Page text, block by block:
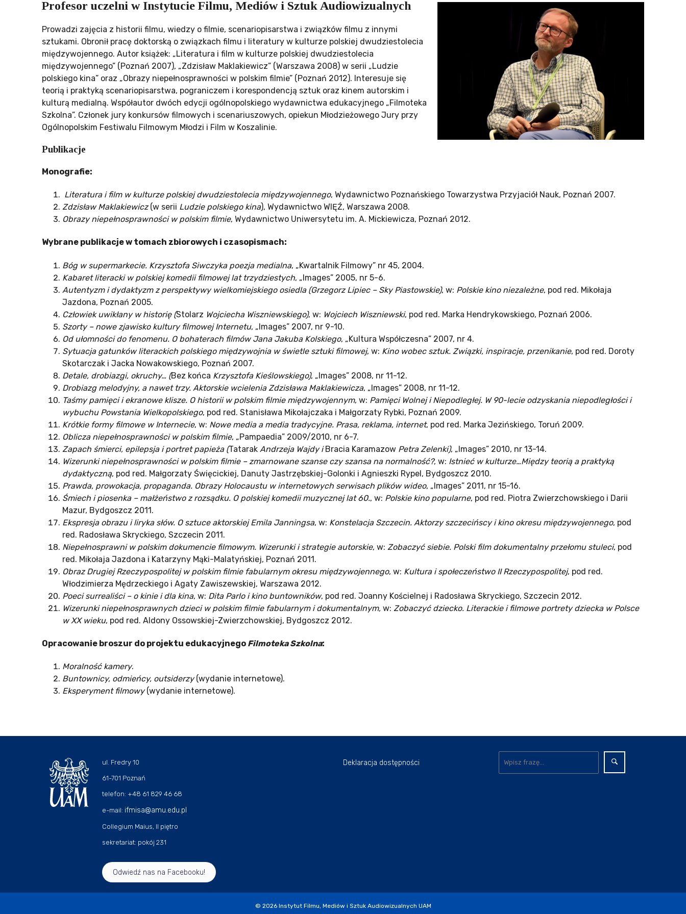
Profesor uczelni w Instytucie Filmu, Mediów i Sztuk Audiowizualnych
Prowadzi zajęcia z historii filmu, wiedzy o filmie, scenariopisarstwa i związków filmu z innymi
sztukami. Obronił pracę doktorską o związkach filmu i literatury w kulturze polskiej dwudziestolecia
międzywojennego. Autor książek: „Literatura i film w kulturze polskiej dwudziestolecia
międzywojennego” (Poznań 2007), „Zdzisław Maklakiewicz” (Warszawa 2008) w serii „Ludzie
polskiego kina” oraz „Obrazy niepełnosprawności w polskim filmie” (Poznań 2012). Interesuje się
teorią i praktyką scenariopisarstwa, pograniczem i korespondencją sztuk oraz kinem autorskim i
kulturą medialną. Współautor dwóch edycji ogólnopolskiego wydawnictwa edukacyjnego „Filmoteka
Szkolna”. Członek jury konkursów filmowych i scenariuszowych, opiekun Młodzieżowego Jury przy
Ogólnopolskim Festiwalu Filmowym Młodzi i Film w Koszalinie.
Publikacje
Monografie:
Literatura i film w kulturze polskiej dwudziestolecia międzywojennego, Wydawnictwo Poznańskiego Towarzystwa Przyjaciół Nauk, Poznań 2007.
Zdzisław Maklakiewicz(w serii Ludzie polskiego kina), Wydawnictwo WIĘŹ, Warszawa 2008.
Obrazy niepełnosprawności w polskim filmie, Wydawnictwo Uniwersytetu im. A. Mickiewicza, Poznań 2012.
Wybrane publikacje w tomach zbiorowych i czasopismach:
Bóg w supermarkecie. Krzysztofa Siwczyka poezja medialna, „Kwartalnik Filmowy” nr 45, 2004.
Kabaret literacki w polskiej komedii filmowej lat trzydziestych, „Images” 2005, nr 5-6.
Autentyzm i dydaktyzm z perspektywy wielkomiejskiego osiedla (Grzegorz Lipiec – Sky Piastowskie), w: Polskie kino niezależne, pod red. Mikołaja
Jazdona, Poznań 2005.
Człowiek uwikłany w historię (Stolarz Wojciecha Wiszniewskiego), w: Wojciech Wiszniewski, pod red. Marka Hendrykowskiego, Poznań 2006.
Szorty – nowe zjawisko kultury filmowej Internetu, „Images” 2007, nr 9-10.
Od ułomności do fenomenu. O bohaterach filmów Jana Jakuba Kolskiego, „Kultura Współczesna” 2007, nr 4.
Sytuacja gatunków literackich polskiego międzywojnia w świetle sztuki filmowej, w: Kino wobec sztuk. Związki, inspiracje, przenikanie, pod red. Doroty
Skotarczak i Jacka Nowakowskiego, Poznań 2007.
Detale, drobiazgi, okruchy… (Bez końca Krzysztofa Kieślowskiego), „Images” 2008, nr 11-12.
Drobiazg melodyjny, a nawet trzy. Aktorskie wcielenia Zdzisława Maklakiewicza, „Images” 2008, nr 11-12.
Taśmy pamięci i ekranowe klisze. O historii w polskim filmie międzywojennym, w: Pamięci Wolnej i Niepodległej. W 90-lecie odzyskania niepodległości i
wybuchu Powstania Wielkopolskiego, pod red. Stanisława Mikołajczaka i Małgorzaty Rybki, Poznań 2009.
Krótkie formy filmowe w Internecie, w: Nowe media a media tradycyjne. Prasa, reklama, internet, pod red. Marka Jezińskiego, Toruń 2009.
Oblicza niepełnosprawności w polskim filmie, „Pampaedia” 2009/2010, nr 6-7.
Zapach śmierci, epilepsja i portret papieża (Tatarak Andrzeja Wajdy iBracia Karamazow Petra Zelenki), „Images” 2010, nr 13-14.
Wizerunki niepełnosprawności w polskim filmie – zmarnowane szanse czy szansa na normalność?, w: Istnieć w kulturze…Między teorią a praktyką
dydaktyczną, pod red. Małgorzaty Święcickiej, Danuty Jastrzębskiej-Golonki i Agnieszki Rypel, Bydgoszcz 2010.
Prawda, prowokacja, propaganda. Obrazy Holocaustu w internetowych serwisach plików wideo, „Images” 2011, nr 15-16.
Śmiech i piosenka – małżeństwo z rozsądku. O polskiej komedii muzycznej lat 60., w: Polskie kino popularne, pod red. Piotra Zwierzchowskiego i Darii
Mazur, Bydgoszcz 2011.
Ekspresja obrazu i liryka słów. O sztuce aktorskiej Emila Janningsa, w: Konstelacja Szczecin. Aktorzy szczecińscy i kino okresu międzywojennego, pod
red. Radosława Skryckiego, Szczecin 2011.
Niepełnosprawni w polskim dokumencie filmowym. Wizerunki i strategie autorskie, w: Zobaczyć siebie. Polski film dokumentalny przełomu stuleci, pod
red. Mikołaja Jazdona i Katarzyny Mąki-Malatyńskiej, Poznań 2011.
Obraz Drugiej Rzeczypospolitej w polskim filmie fabularnym okresu międzywojennego, w: Kultura i społeczeństwo II Rzeczypospolitej, pod red.
Włodzimierza Mędrzeckiego i Agaty Zawiszewskiej, Warszawa 2012.
Poeci surrealiści – o kinie i dla kina, w: Dita Parlo i kino buntowników, pod red. Joanny Kościelnej i Radosława Skryckiego, Szczecin 2012.
Wizerunki niepełnosprawnych dzieci w polskim filmie fabularnym i dokumentalnym, w: Zobaczyć dziecko. Literackie i filmowe portrety dziecka w Polsce
w XX wieku, pod red. Aldony Ossowskiej-Zwierzchowskiej, Bydgoszcz 2012.
Opracowanie broszur do projektu edukacyjnego Filmoteka Szkolna:
Moralność kamery.
Buntownicy, odmieńcy, outsiderzy(wydanie internetowe).
Eksperyment filmowy(wydanie internetowe).
ul. Fredry 10
61-701 Poznań
telefon: +48 61 829 46 68
e-mail: ifmisa@amu.edu.pl
Collegium Maius, II piętro
sekretariat: pokój 231
Odwiedź nas na Facebooku!
Deklaracja dostępności
© 2026 Instytut Filmu, Mediów i Sztuk Audiowizualnych UAM